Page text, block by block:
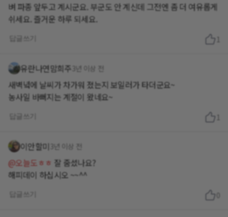
벼 파종 앞두고 계시군요. 부군도 안 계신데 그전엔 좀 더 여유롭게
쉬세요. 즐거운 하루 되세요.
1
유란나연맘희주 3년 이상 전
새벽녘에 날씨가 차가워 졌는지 보일러가 타더군요~
1
이안할미 3년 이상 전
@오늘도ㅎㅎ 잘 줌셨나요?
해피데이 하십시오 ~~^^